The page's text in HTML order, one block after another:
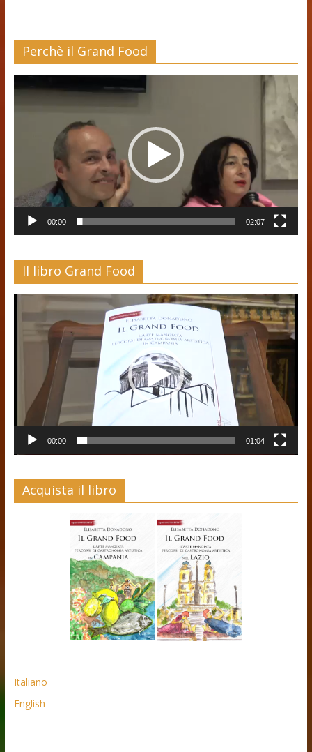
Perchè il Grand Food
Player
00:00 02:07
Il libro Grand Food
Player
00:00 01:04
Acquista il libro
Italiano
English